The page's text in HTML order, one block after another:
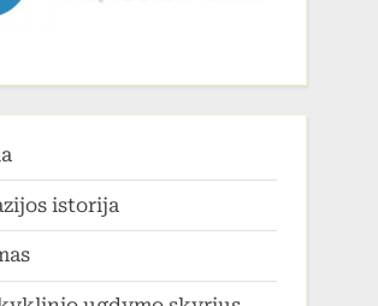
istorija